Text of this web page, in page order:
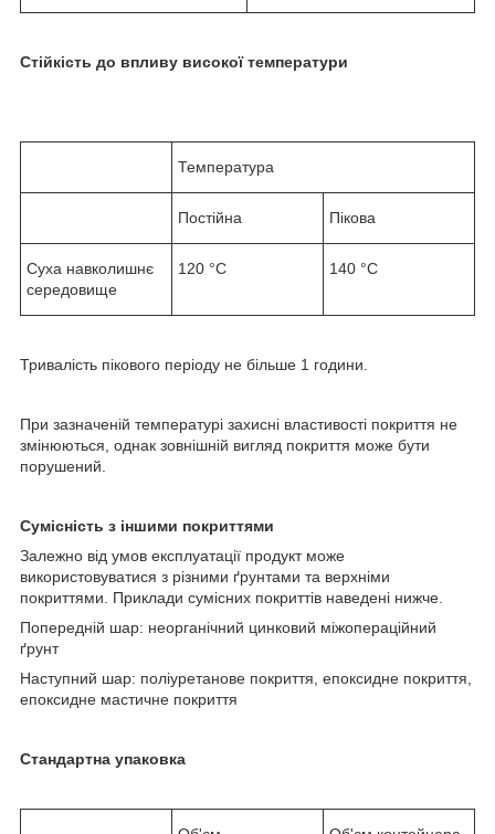
Стійкість до впливу високої температури
Температура
Постійна Пікова
Суха навколишнє
середовище
120 °C 140 °C
Тривалість пікового періоду не більше 1 години.
При зазначеній температурі захисні властивості покриття не
змінюються, однак зовнішній вигляд покриття може бути
порушений.
Сумісність з іншими покриттями
Залежно від умов експлуатації продукт може
використовуватися з різними ґрунтами та верхніми
покриттями. Приклади сумісних покриттів наведені нижче.
Попередній шар: неорганічний цинковий міжопераційний
ґрунт
Наступний шар: поліуретанове покриття, епоксидне покриття,
епоксидне мастичне покриття
Стандартна упаковка